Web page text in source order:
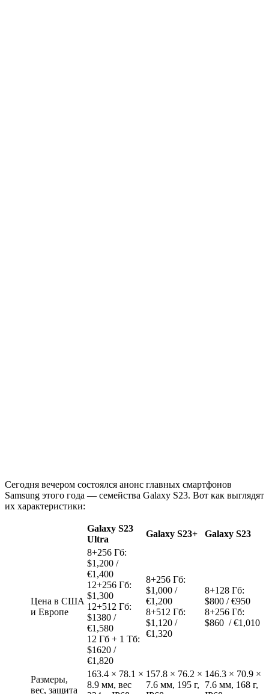
Сегодня вечером состоялся анонс главных смартфонов
Samsung этого года — семейства Galaxy S23. Вот как выглядят
их характеристики:
Galaxy S23
Ultra
Galaxy S23+ Galaxy S23
Цена в США
и Европе
8+256 Гб:
$1,200 /
€1,400
12+256 Гб:
$1,300
12+512 Гб:
$1380 /
€1,580
12 Гб + 1 Тб:
$1620 /
€1,820
8+256 Гб:
$1,000 /
€1,200
8+512 Гб:
$1,120 /
€1,320
8+128 Гб:
$800 / €950
8+256 Гб:
$860 / €1,010
Размеры,
вес, защита
163.4 × 78.1 ×
8.9 мм, вес
157.8 × 76.2 ×
7.6 мм, 195 г,
146.3 × 70.9 ×
7.6 мм, 168 г,